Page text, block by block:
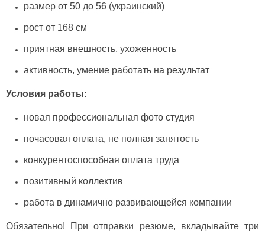
размер от 50 до 56 (украинский)
рост от 168 см
приятная внешность, ухоженность
активность, умение работать на результат
Условия работы:
новая профессиональная фото студия
почасовая оплата, не полная занятость
конкурентоспособная оплата труда
позитивный коллектив
работа в динамично развивающейся компании
Обязательно! При отправки резюме, вкладывайте три